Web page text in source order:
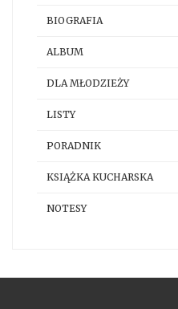
BIOGRAFIA
ALBUM
DLA MŁODZIEŻY
LISTY
PORADNIK
KSIĄŻKA KUCHARSKA
NOTESY